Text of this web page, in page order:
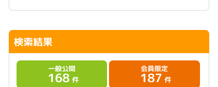
検索結果
一般公開
168 件
会員限定
187 件